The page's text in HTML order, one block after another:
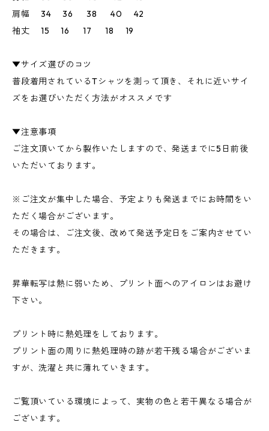
肩幅 34 36 38 40 42
袖丈 15 16 17 18 19
▼サイズ選びのコツ
普段着用されているTシャツを測って頂き、それに近いサイ
ズをお選びいただく方法がオススメです
▼注意事項
ご注文頂いてから製作いたしますので、発送までに5日前後
いただいております。
※ご注文が集中した場合、予定よりも発送までにお時間をい
ただく場合がございます。
その場合は、ご注文後、改めて発送予定日をご案内させてい
ただきます。
昇華転写は熱に弱いため、プリント面へのアイロンはお避け
下さい。
プリント時に熱処理をしております。
プリント面の周りに熱処理時の跡が若干残る場合がございま
すが、洗濯と共に薄れていきます。
ご覧頂いている環境によって、実物の色と若干異なる場合が
ございます。